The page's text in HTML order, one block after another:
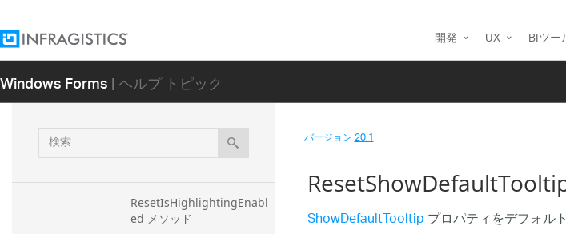
開発 UX BIツー
Windows Forms| ヘルプ トピック
検
索
ド
ResetDataSource メソッド
ソッド
ResetHitTestMode メソッ
ResetIsHighlightingEnabl
ed メソッド
バージョン20.1
ShowDefaultTooltipプロパティをデフォル